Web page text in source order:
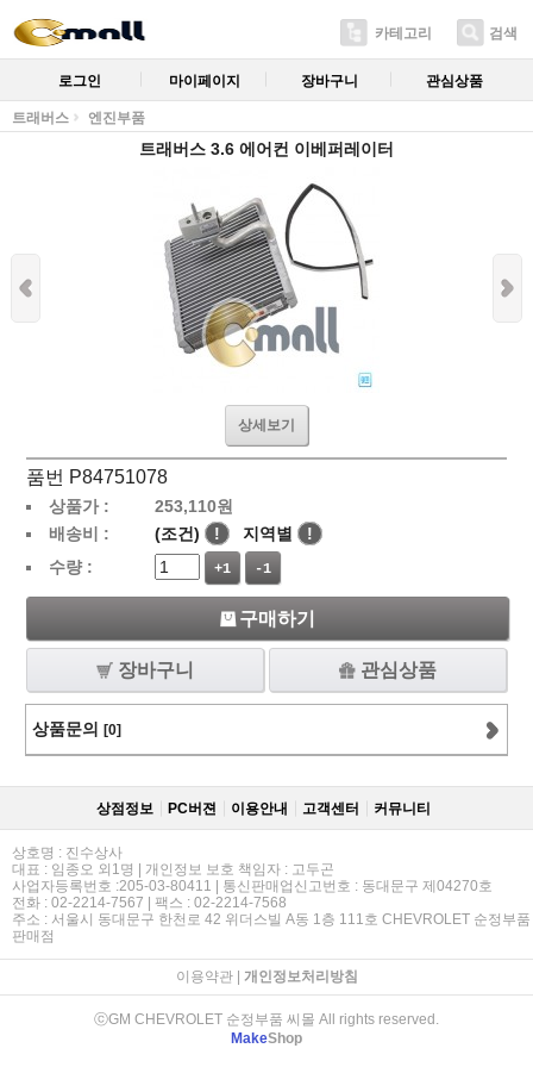
카테고리 검색
로그인 마이페이지 장바구니 관심상품
트래버스 엔진부품
트래버스 3.6 에어컨 이베퍼레이터
상세보기
품번 P84751078
상품가 : 253,110원
배송비 :
(조건) ! 지역별
!
수량 :
+1 -1
구매하기
장바구니 관심상품
상품문의 [0]
상점정보 PC버젼 이용안내 고객센터 커뮤니티
상호명 : 진수상사
대표 : 임종오 외1명 | 개인정보 보호 책임자 : 고두곤
사업자등록번호 :205-03-80411 | 통신판매업신고번호 : 동대문구 제04270호
전화 : 02-2214-7567 | 팩스 : 02-2214-7568
주소 : 서울시 동대문구 한천로 42 위더스빌 A동 1층 111호 CHEVROLET 순정부품
판매점
이용약관| 개인정보처리방침
ⓒGM CHEVROLET 순정부품 씨몰 All rights reserved.
MakeShop